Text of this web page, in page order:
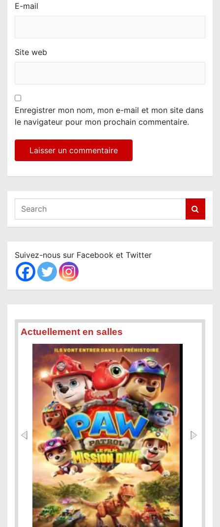
E-mail
Site web
Enregistrer mon nom, mon e-mail et mon site dans
le navigateur pour mon prochain commentaire.
a
c
h
Suivez-nous sur Facebook et Twitter
Actuellement en salles